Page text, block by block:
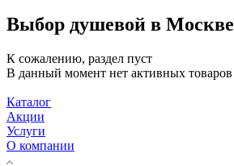
Выбор душевой в Москве
К сожалению, раздел пуст
В данный момент нет активных товаров
Каталог
Акции
Услуги
О компании